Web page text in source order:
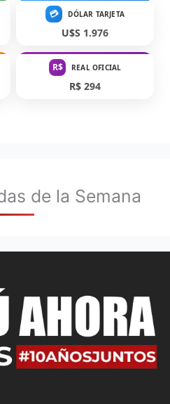
💳 DÓLAR TARJETA
U$S 1.976
R$ REAL OFICIAL
R$ 294
de la Semana